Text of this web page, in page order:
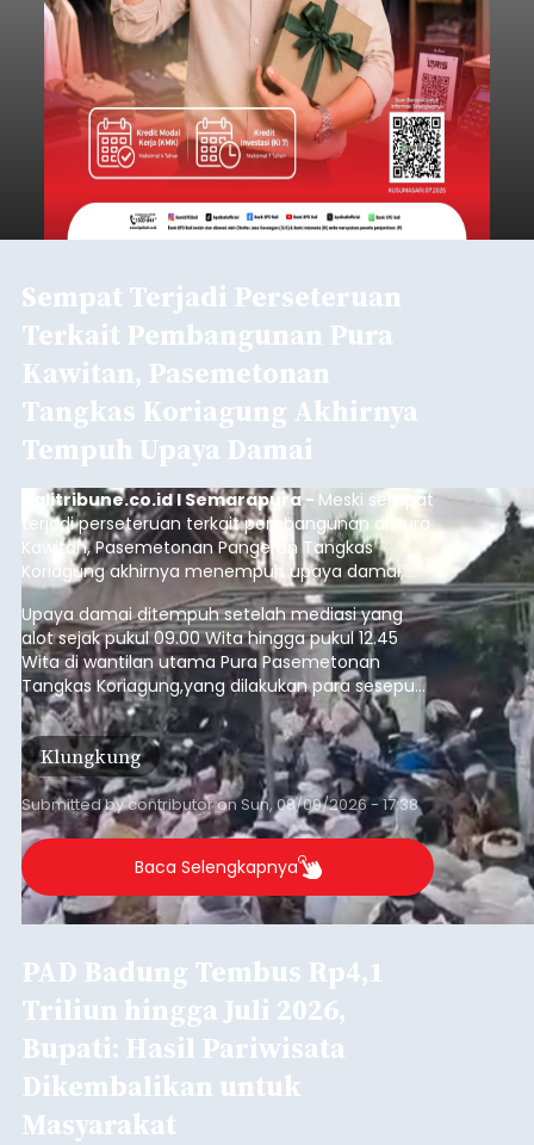
Sempat Terjadi Perseteruan
Terkait Pembangunan Pura
Kawitan, Pasemetonan
Tangkas Koriagung Akhirnya
Tempuh Upaya Damai
balitribune.co.id I Semarapura - Meski sempat
terjadi perseteruan terkait pembangunan di Pura
Kawitan, Pasemetonan Pangeran Tangkas
Koriagung akhirnya menempuh upaya damai,
pada Minggu (9/8/2026).
Upaya damai ditempuh setelah mediasi yang
alot sejak pukul 09.00 Wita hingga pukul 12.45
Wita di wantilan utama Pura Pasemetonan
Tangkas Koriagung,yang dilakukan para sesepuh
kedua belah pihak yang berseberangan.
Klungkung
Submitted bycontributoronSun, 08/09/2026 - 17:38
Baca Selengkapnya
PAD Badung Tembus Rp4,1
Triliun hingga Juli 2026,
Bupati: Hasil Pariwisata
Dikembalikan untuk
Masyarakat